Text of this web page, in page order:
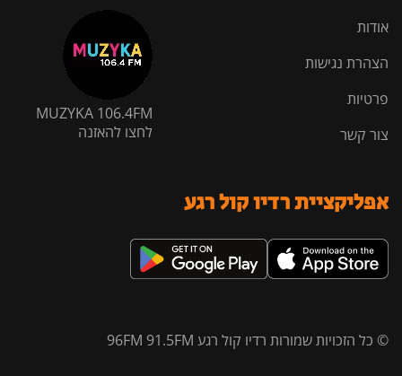
אודות
הצהרת נגישות
פרטיות
צור קשר
MUZYKA 106.4FM
לחצו להאזנה
אפליקציית רדיו קול רגע
© כל הזכויות שמורות רדיו קול רגע 96FM 91.5FM